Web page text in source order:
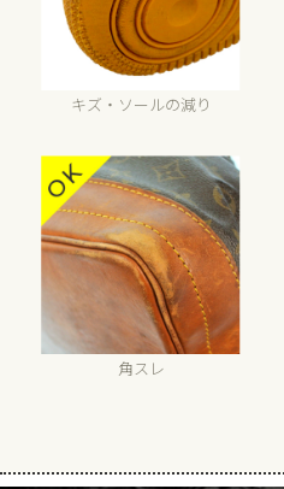
キズ・ソールの減り
角スレ